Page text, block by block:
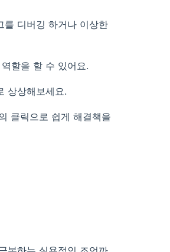
를 디버깅 하거나 이상한
할을 할 수 있어요.
상상해보세요.
클릭으로 쉽게 해결책을